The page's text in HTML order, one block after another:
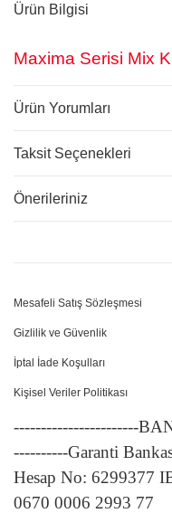
Ürün Bilgisi
Maxima Serisi Mix
Ürün Yorumları
Taksit Seçenekleri
Önerileriniz
Mesafeli Satış Sözleşmesi
Gizlilik ve Güvenlik
İptal İade Koşulları
Kişisel Veriler Politikası
-----------------------
----------Garanti
Hesap No: 6299377
0670 0006 2993 77